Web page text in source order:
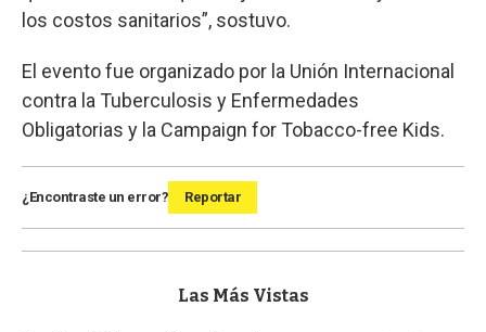
los costos sanitarios”, sostuvo.
El evento fue organizado por la Unión Internacional
contra la Tuberculosis y Enfermedades
Obligatorias y la Campaign for Tobacco-free Kids.
¿Encontraste un error? Reportar
Las Más Vistas